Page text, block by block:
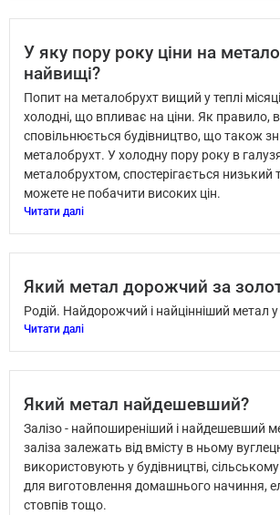
У яку пору року ціни на
найвищі?
Попит на металобрухт вищий у теплі
холодні, що впливає на ціни. Як правило,
сповільнюється будівництво, що також
металобрухт. У холодну пору року в
металобрухтом, спостерігається низький
можете не побачити високих цін.
Читати далі
Який метал дорожчий за
Родій. Найдорожчий і найцінніший метал у
Читати далі
Який метал найдешевший?
Залізо - найпоширеніший і найдешевший
заліза залежать від вмісту в ньому
використовують у будівництві,
для виготовлення домашнього начиння,
стовпів тощо.